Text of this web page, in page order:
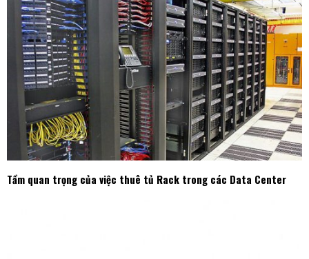
Tầm quan trọng của việc thuê tủ Rack trong các Data Center